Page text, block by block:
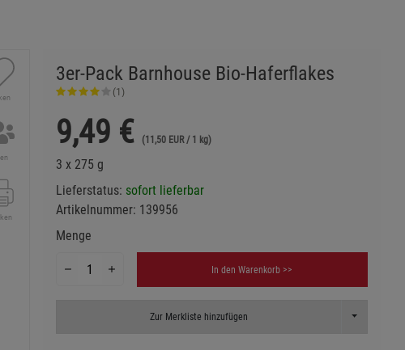
3er-Pack Barnhouse Bio-Haferflakes
(1)
9,49 € (11,50 EUR / 1 kg)
3 x 275 g
Lieferstatus: sofort lieferbar
Artikelnummer: 139956
Menge
In den Warenkorb >>
Zur Merkliste hinzufügen Toggle